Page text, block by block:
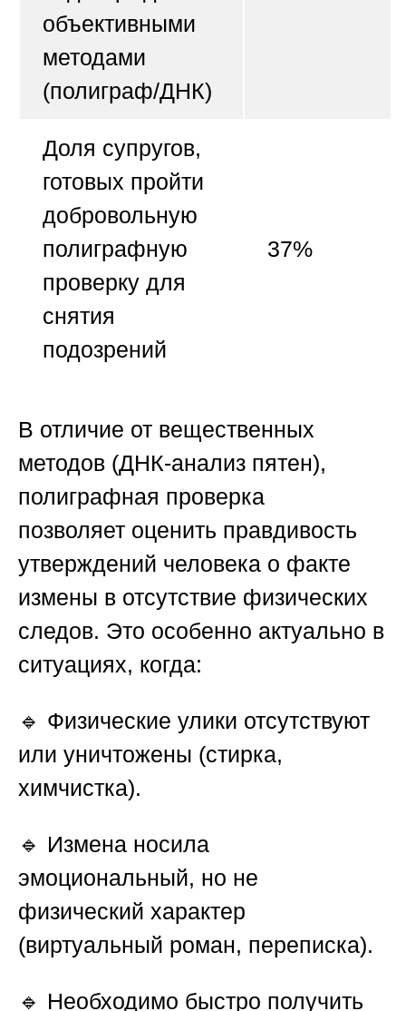
объективными
методами
(полиграф/ДНК)
Доля супругов,
готовых пройти
добровольную
полиграфную
проверку для
снятия
подозрений
37%
В отличие от вещественных
методов (ДНК-анализ пятен),
полиграфная проверка
позволяет оценить правдивость
утверждений человека о факте
измены в отсутствие физических
следов. Это особенно актуально в
ситуациях, когда:
🔹 Физические улики отсутствуют
или уничтожены (стирка,
химчистка).
🔹 Измена носила
эмоциональный, но не
физический характер
(виртуальный роман, переписка).
🔹 Необходимо быстро получить